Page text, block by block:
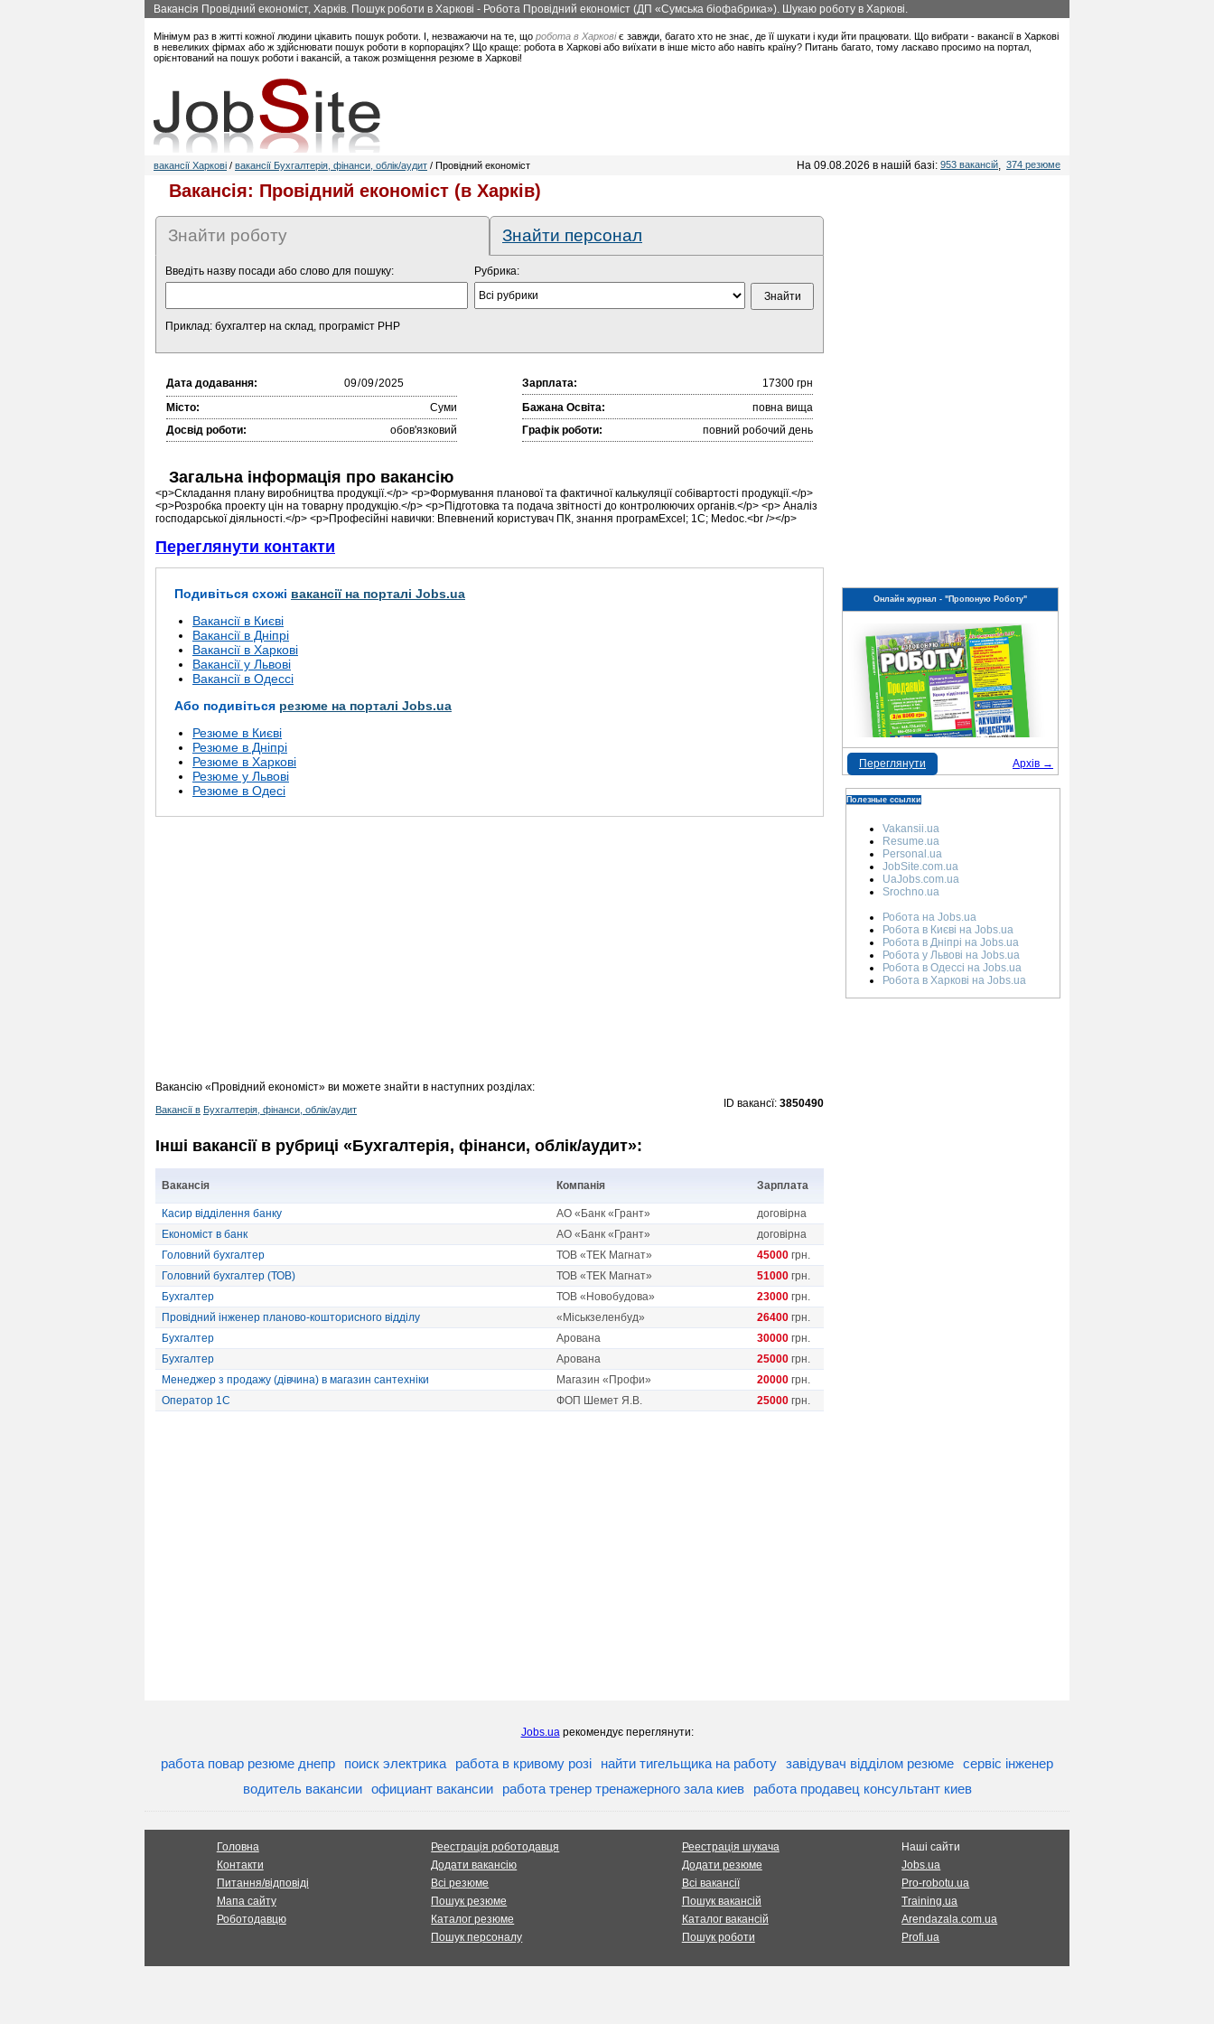
Вакансія Провідний економіст, Харків. Пошук роботи в Харкові - Робота Провідний економіст (ДП «Сумська біофабрика»). Шукаю роботу в Харкові.
Мінімум раз в житті кожної людини цікавить пошук роботи. І, незважаючи на те, що робота в Харковіє завжди, багато хто не знає, де її шукати і куди йти працювати. Що вибрати - вакансії в Харкові
в невеликих фірмах або ж здійснювати пошук роботи в корпораціях? Що краще: робота в Харкові або виїхати в інше місто або навіть країну? Питань багато, тому ласкаво просимо на портал,
орієнтований на пошук роботи і вакансій, а також розміщення резюме в Харкові!
вакансії Харкові / вакансії Бухгалтерія, фінанси, облік/аудит / Провідний економіст На 09.08.2026 в нашій базі: 953 вакансій, 374 резюме
Вакансія: Провідний економіст (в Харків)
Знайти роботу Знайти персонал
Введіть назву посади або слово для пошуку:
Приклад: бухгалтер на склад, програміст PHP
Рубрика:
Дата додавання: Зарплата:
17300 грн
Місто:
Суми Бажана Освіта:
повна вища
Досвід роботи:
обов'язковий Графік роботи: повний робочий день
Загальна інформація про вакансію
<p>Складання плану виробництва продукції.</p> <p>Формування планової та фактичної калькуляції собівартості продукції.</p>
<p>Розробка проекту цін на товарну продукцію.</p> <p>Підготовка та подача звітності до контролюючих органів.</p> <p> Аналіз
господарської діяльності.</p> <p>Професійні навички: Впевнений користувач ПК, знання програмExcel; 1C; Medoc.<br /></p>
Переглянути контакти
Подивіться схожі вакансії на порталі Jobs.ua
Вакансії в Києві
Вакансії в Дніпрі
Вакансії в Харкові
Вакансії у Львові
Вакансії в Одессі
Або подивіться резюме на порталі Jobs.ua
Резюме в Києві
Резюме в Дніпрі
Резюме в Харкові
Резюме у Львові
Резюме в Одесі
Вакансію «Провідний економіст» ви можете знайти в наступних розділах:
Вакансії в Бухгалтерія, фінанси, облік/аудит ID вакансї: 3850490
Інші вакансії в рубриці «Бухгалтерія, фінанси, облік/аудит»:
Вакансія Компанія Зарплата
Касир відділення банку АО «Банк «Грант»
договірна
Економіст в банк
АО «Банк «Грант»
договірна
Головний бухгалтер
ТОВ «ТЕК Магнат» 45000 грн.
Головний бухгалтер (ТОВ)
ТОВ «ТЕК Магнат» 51000 грн.
Бухгалтер
ТОВ «Новобудова» 23000 грн.
Провідний інженер планово-кошторисного відділу
«Міськзеленбуд» 26400 грн.
Бухгалтер
Арована 30000 грн.
Бухгалтер
Арована 25000 грн.
Менеджер з продажу (дівчина) в магазин сантехніки
Магазин «Профи» 20000 грн.
Оператор 1С
ФОП Шемет Я.В. 25000 грн.
Онлайн журнал - "Пропоную Роботу"
Архів →
Переглянути
Полезные ссылки
Vakansii.ua
Resume.ua
Personal.ua
JobSite.com.ua
UaJobs.com.ua
Srochno.ua
Робота на Jobs.ua
Робота в Києві на Jobs.ua
Робота в Дніпрі на Jobs.ua
Робота у Львові на Jobs.ua
Робота в Одессі на Jobs.ua
Робота в Харкові на Jobs.ua
Jobs.uaрекомендує переглянути:
работа повар резюме днепр поиск электрика работа в кривому розі найти тигельщика на работу завідувач відділом резюме сервіс інженер
водитель вакансии
официант вакансии работа тренер тренажерного зала киев работа продавец консультант киев
Головна
Контакти
Питання/відповіді
Мапа сайту
Роботодавцю
Реестрація роботодавця
Додати вакансію
Всі резюме
Пошук резюме
Каталог резюме
Пошук персоналу
Реестрація шукача
Додати резюме
Всі вакансії
Пошук вакансій
Каталог вакансій
Пошук роботи
Наші сайти
Jobs.ua
Pro-robotu.ua
Training.ua
Arendazala.com.ua
Profi.ua